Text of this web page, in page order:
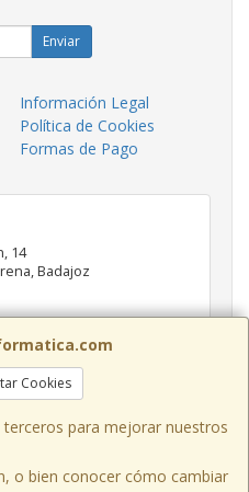
Cookies
para mejorar nuestros
o bien conocer cómo cambiar
Enviar
Información Legal
Política de Cookies
Formas de Pago
14
,Badajoz
20